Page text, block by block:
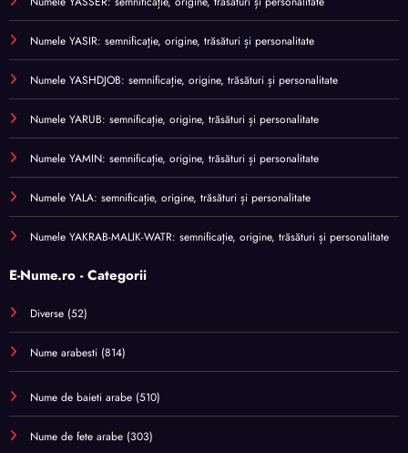
Numele YASIR: semnificație, origine, trăsături și personalitate
Numele YASHDJOB: semnificație, origine, trăsături și personalitate
Numele YARUB: semnificație, origine, trăsături și personalitate
Numele YAMIN: semnificație, origine, trăsături și personalitate
Numele YALA: semnificație, origine, trăsături și personalitate
Numele YAKRAB-MALIK-WATR: semnificație, origine, trăsături și personalitate
E-Nume.ro - Categorii
Diverse (52)
Nume arabesti (814)
Nume de baieti arabe (510)
Nume de fete arabe (303)